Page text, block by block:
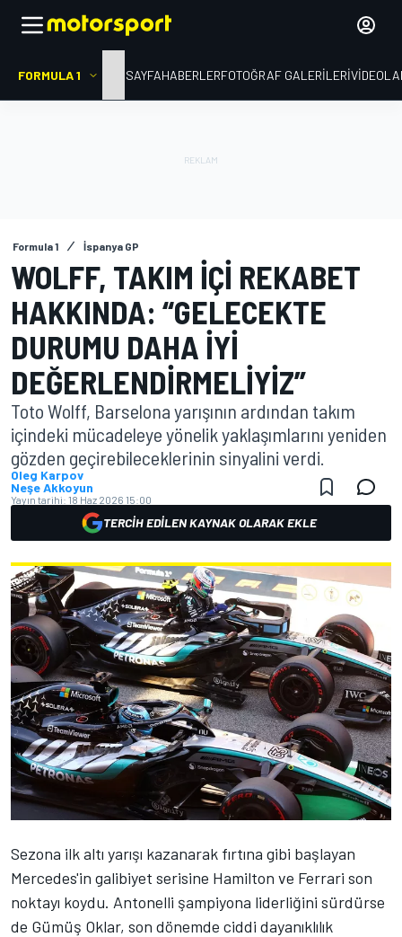
FORMULA 1 ANA SAYFAHABERLERFOTOĞRAF GALERILERI
Formula 1 İspanya GP
WOLFF, TAKIM IÇI REKABET
HAKKINDA: “GELECEKTE
DURUMU DAHA IYI
DEĞERLENDIRMELIYIZ”
Toto Wolff, Barselona yarışının ardından takım
içindeki mücadeleye yönelik yaklaşımlarını yeniden
gözden geçirebileceklerinin sinyalini verdi.
Oleg Karpov
Neşe Akkoyun
Yayın tarihi: 18 Haz 2026 15:00
TERCIH EDILEN KAYNAK OLARAK EKLE
Sezona ilk altı yarışı kazanarak fırtına gibi başlayan
Mercedes'in galibiyet serisine Hamilton ve Ferrari son
noktayı koydu. Antonelli şampiyona liderliğini sürdürse
de Gümüş Oklar, son dönemde ciddi dayanıklılık